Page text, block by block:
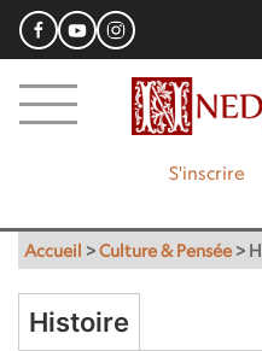
S'inscrire
Accueil >Culture & Pensée >
Histoire